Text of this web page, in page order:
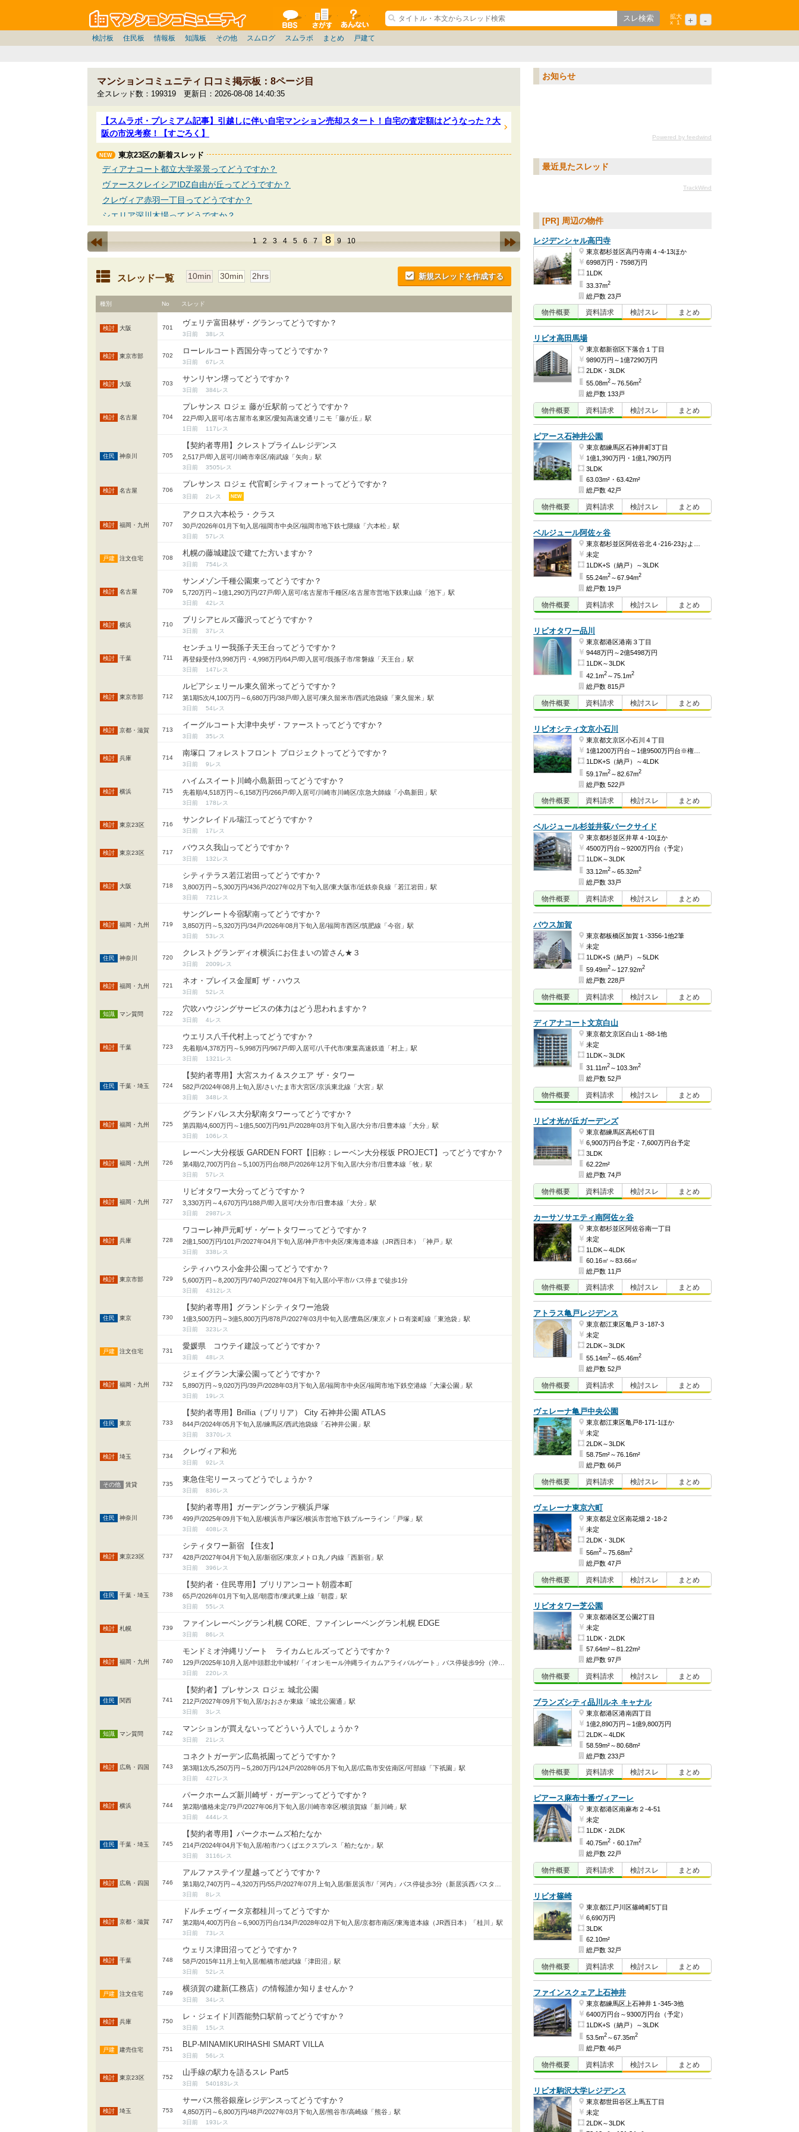
マンションコミュニティ
全掲示板 物件検索 サイトについて
拡大
x
1 + -
検討板
東京23区 東京市部 神奈川/横浜 千葉 埼玉 茨城 札幌 仙台/新潟/東北 名古屋/東海
住民板
東京 神奈川 埼玉/千葉/関東 札幌/東北/北陸/信越 名古屋/東海 大阪/兵庫/京都/関西
情報板
価格表 スムログ出張所 暮らしやすさ評価 見学記
知識板
住宅ローン デベ/ゼネコン マンション雑談 マンション質問 住宅質問 管理会社/組合
その他
雑談 賃貸 移住相談 リゾート 広告 バトル 家具 ニュース 個人取引 政治
スムログ
お便り返し 座談会/対談 ブロガーの本音 マンション管理 ノウハウ 東京都 神奈川県
スムラボ
関東 中部 近畿 北海道 東北 中国 九州 その他 まとめ
東京都 神奈川県 千葉県 埼玉県 愛知県 大阪府 兵庫県 福岡県 戸建て
注文住宅 建売住宅 戸建質問 住宅設備
マンションコミュニティ 口コミ掲示板：8ページ目
全スレッド数：199319 更新日：2026-08-08 14:40:35
【スムラボ・プレミアム記事】引越しに伴い自宅マンション売却スタート！自宅の査定額はどうなった？大
阪の市況考察！【すごろく】
東京23区の新着スレッド
ディアナコート都立大学翠景ってどうですか？
ヴァースクレイシアIDZ自由が丘ってどうですか？
クレヴィア赤羽一丁目ってどうですか？
シエリア深川木場ってどうですか？
サンウッド代々木五丁目ってどうですか？
ジオ飯田橋ってどうですか？
ルジェンテ文京護国寺ってどうですか？
1 2 3 4 5 6 7 8 9 10
スレッド一覧 10min 30min 2hrs 新規スレッドを作成する
種別 No スレッド
大阪 701
ヴェリテ富田林ザ・グランってどうですか？
3日前 38
東京市部 702
ローレルコート西国分寺ってどうですか？
3日前 67
大阪 703
サンリヤン堺ってどうですか？
3日前 384
名古屋 704
プレサンス ロジェ 藤が丘駅前ってどうですか？
22戸/即入居可/名古屋市名東区/愛知高速交通リニモ「藤が丘」駅
1日前 117
神奈川 705
【契約者専用】クレストプライムレジデンス
2,517戸/即入居可/川崎市幸区/南武線「矢向」駅
3日前 3505
名古屋 706
プレサンス ロジェ 代官町シティフォートってどうですか？
3日前 2
福岡・九州 707
アクロス六本松ラ・クラス
30戸/2026年01月下旬入居/福岡市中央区/福岡市地下鉄七隈線「六本松」駅
3日前 57
注文住宅 708
札幌の藤城建設で建てた方いますか？
3日前 754
名古屋 709
サンメゾン千種公園東ってどうですか？
5,720万円～1億1,290万円/27戸/即入居可/名古屋市千種区/名古屋市営地下鉄東山線「池下」駅
3日前 42
横浜 710
ブリシアヒルズ藤沢ってどうですか？
3日前 37
千葉 711
センチュリー我孫子天王台ってどうですか？
再登録受付/3,998万円・4,998万円/64戸/即入居可/我孫子市/常磐線「天王台」駅
3日前 147
東京市部 712
ルピアシェリール東久留米ってどうですか？
第1期5次/4,100万円～6,680万円/38戸/即入居可/東久留米市/西武池袋線「東久留米」駅
3日前 54
京都・滋賀 713
イーグルコート大津中央ザ・ファーストってどうですか？
3日前 35
兵庫 714
南塚口 フォレストフロント プロジェクトってどうですか？
3日前 9
横浜 715
ハイムスイート川崎小島新田ってどうですか？
先着順/4,518万円～6,158万円/266戸/即入居可/川崎市川崎区/京急大師線「小島新田」駅
3日前 178
東京23区 716
サンクレイドル瑞江ってどうですか？
3日前 17
東京23区 717
バウス久我山ってどうですか？
3日前 132
大阪 718
シティテラス若江岩田ってどうですか？
3,800万円～5,300万円/436戸/2027年02月下旬入居/東大阪市/近鉄奈良線「若江岩田」駅
3日前 721
福岡・九州 719
サングレート今宿駅南ってどうですか？
3,850万円～5,320万円/34戸/2026年08月下旬入居/福岡市西区/筑肥線「今宿」駅
3日前 53
神奈川 720
クレストグランディオ横浜にお住まいの皆さん★３
3日前 2009
福岡・九州 721
ネオ・プレイス金屋町 ザ・ハウス
3日前 52
マン質問 722
穴吹ハウジングサービスの体力はどう思われますか？
3日前 4
千葉 723
ウエリス八千代村上ってどうですか？
先着順/4,378万円～5,998万円/967戸/即入居可/八千代市/東葉高速鉄道「村上」駅
3日前 1321
千葉・埼玉 724
【契約者専用】大宮スカイ＆スクエア ザ・タワー
582戸/2024年08月上旬入居/さいたま市大宮区/京浜東北線「大宮」駅
3日前 348
福岡・九州 725
グランドパレス大分駅南タワーってどうですか？
第四期/4,600万円～1億5,500万円/91戸/2028年03月下旬入居/大分市/日豊本線「大分」駅
3日前 106
福岡・九州 726
レーベン大分桜坂 GARDEN FORT【旧称：レーベン大分桜坂 PROJECT】ってどうですか？
第4期/2,700万円台～5,100万円台/88戸/2026年12月下旬入居/大分市/日豊本線「牧」駅
3日前 57
福岡・九州 727
リビオタワー大分ってどうですか？
3,330万円～4,670万円/188戸/即入居可/大分市/日豊本線「大分」駅
3日前 2987
兵庫 728
ワコーレ神戸元町ザ・ゲートタワーってどうですか？
2億1,500万円/101戸/2027年04月下旬入居/神戸市中央区/東海道本線（JR西日本）「神戸」駅
3日前 338
東京市部 729
シティハウス小金井公園ってどうですか？
5,600万円～8,200万円/740戸/2027年04月下旬入居/小平市/バス停まで徒歩1分
3日前 4312
東京 730
【契約者専用】グランドシティタワー池袋
1億3,500万円～3億5,800万円/878戸/2027年03月中旬入居/豊島区/東京メトロ有楽町線「東池袋」駅
3日前 323
注文住宅 731
愛媛県 コウテイ建設ってどうですか？
3日前 48
福岡・九州 732
ジェイグラン大濠公園ってどうですか？
5,890万円～9,020万円/39戸/2028年03月下旬入居/福岡市中央区/福岡市地下鉄空港線「大濠公園」駅
3日前 19
東京 733
【契約者専用】Brillia（ブリリア） City 石神井公園 ATLAS
844戸/2024年05月下旬入居/練馬区/西武池袋線「石神井公園」駅
3日前 3370
埼玉 734
クレヴィア和光
3日前 92
賃貸 735
東急住宅リースってどうでしょうか？
3日前 836
神奈川 736
【契約者専用】ガーデングランデ横浜戸塚
499戸/2025年09月下旬入居/横浜市戸塚区/横浜市営地下鉄ブルーライン「戸塚」駅
3日前 408
東京23区 737
シティタワー新宿 【住友】
428戸/2027年04月下旬入居/新宿区/東京メトロ丸ノ内線「西新宿」駅
3日前 396
千葉・埼玉 738
【契約者・住民専用】ブリリアンコート朝霞本町
65戸/2026年01月下旬入居/朝霞市/東武東上線「朝霞」駅
3日前 55
札幌 739
ファインレーベングラン札幌 CORE、ファインレーベングラン札幌 EDGE
3日前 86
福岡・九州 740
モンドミオ沖縄リゾート ライカムヒルズってどうですか？
3日前 220
関西 741
【契約者】プレサンス ロジェ 城北公園
212戸/2027年09月下旬入居/おおさか東線「城北公園通」駅
3日前 3
マン質問 742
マンションが買えないってどういう人でしょうか？
3日前 21
広島・四国 743
コネクトガーデン広島祇園ってどうですか？
第3期1次/5,250万円～5,280万円/124戸/2028年05月下旬入居/広島市安佐南区/可部線「下祇園」駅
3日前 427
横浜 744
パークホームズ新川崎ザ・ガーデンってどうですか？
第2期/価格未定/79戸/2027年06月下旬入居/川崎市幸区/横須賀線「新川崎」駅
3日前 444
千葉・埼玉 745
【契約者専用】パークホームズ柏たなか
214戸/2024年04月下旬入居/柏市/つくばエクスプレス「柏たなか」駅
3日前 3116
広島・四国 746
アルファステイツ星越ってどうですか？
3日前 8
京都・滋賀 747
ドルチェヴィータ京都桂川ってどうですか
第2期/4,400万円台～6,900万円台/134戸/2028年02月下旬入居/京都市南区/東海道本線（JR西日本）「桂川」駅
3日前 73
千葉 748
ウェリス津田沼ってどうですか？
58戸/2015年11月上旬入居/船橋市/総武線「津田沼」駅
3日前 52
注文住宅 749
横須賀の建新(工務店）の情報誰か知りませんか？
3日前 34
兵庫 750
レ・ジェイド川西能勢口駅前ってどうですか？
3日前 15
建売住宅 751
BLP-MINAMIKURIHASHI SMART VILLA
3日前 56
東京23区 752
山手線の駅力を語るスレ Part5
3日前 540183
埼玉 753
サーパス熊谷銀座レジデンスってどうですか？
4,850万円～6,800万円/48戸/2027年03月下旬入居/熊谷市/高崎線「熊谷」駅
3日前 193
お知らせ
Powered by feedwind
最近見たスレッド
TrackWind
[PR] 周辺の物件
レジデンシャル高円寺
東京都杉並区高円寺南４-4-13ほか
6998万円・7598万円
1LDK
33.37m2
総戸数 23戸
物件概要 資料請求 検討スレ まとめ
リビオ高田馬場
東京都新宿区下落合１丁目
9890万円～1億7290万円
2LDK・3LDK
55.08m2 ～76.56m2
総戸数 133戸
物件概要 資料請求 検討スレ まとめ
ピアース石神井公園
東京都練馬区石神井町3丁目
1億1,390万円・1億1,790万円
3LDK
63.03m²・63.42m²
総戸数 42戸
物件概要 資料請求 検討スレ まとめ
ベルジュール阿佐ヶ谷
未定
1LDK+S（納戸）～3LDK
55.24m2 ～67.94m2
総戸数 19戸
物件概要 資料請求 検討スレ まとめ
リビオタワー品川
東京都港区港南３丁目
9448万円～2億5498万円
1LDK～3LDK
42.1m2 ～75.1m2
総戸数 815戸
物件概要 資料請求 検討スレ まとめ
リビオシティ文京小石川
東京都文京区小石川４丁目
1LDK+S（納戸）～4LDK
59.17m2 ～82.67m2
総戸数 522戸
物件概要 資料請求 検討スレ まとめ
ベルジュール杉並井荻パークサイド
東京都杉並区井草４-10ほか
4500万円台～9200万円台（予定）
1LDK～3LDK
33.12m2 ～65.32m2
総戸数 33戸
物件概要 資料請求 検討スレ まとめ
バウス加賀
東京都板橋区加賀１-3356-1他2筆
未定
1LDK+S（納戸）～5LDK
59.49m2 ～127.92m2
総戸数 228戸
物件概要 資料請求 検討スレ まとめ
ディアナコート文京白山
東京都文京区白山１-88-1他
未定
1LDK～3LDK
31.11m2 ～103.3m2
総戸数 52戸
物件概要 資料請求 検討スレ まとめ
リビオ光が丘ガーデンズ
東京都練馬区高松6丁目
6,900万円台予定・7,600万円台予定
3LDK
62.22m²
総戸数 74戸
物件概要 資料請求 検討スレ まとめ
カーサソサエティ南阿佐ヶ谷
東京都杉並区阿佐谷南一丁目
未定
1LDK～4LDK
60.16㎡～83.66㎡
総戸数 11戸
物件概要 資料請求 検討スレ まとめ
アトラス亀戸レジデンス
東京都江東区亀戸３-187-3
未定
2LDK～3LDK
55.14m2 ～65.46m2
総戸数 52戸
物件概要 資料請求 検討スレ まとめ
ヴェレーナ亀戸中央公園
東京都江東区亀戸8-171-1ほか
未定
2LDK～3LDK
58.75m²～76.16m²
総戸数 66戸
物件概要 資料請求 検討スレ まとめ
ヴェレーナ東京六町
東京都足立区南花畑２-18-2
未定
2LDK・3LDK
56m2 ～75.68m2
総戸数 47戸
物件概要 資料請求 検討スレ まとめ
リビオタワー芝公園
東京都港区芝公園2丁目
未定
1LDK・2LDK
57.64m²～81.22m²
総戸数 97戸
物件概要 資料請求 検討スレ まとめ
ブランズシティ品川ルネ キャナル
東京都港区港南四丁目
1億2,890万円～1億9,800万円
2LDK～4LDK
58.59m²～80.68m²
総戸数 233戸
物件概要 資料請求 検討スレ まとめ
ピアース麻布十番ヴィアーレ
東京都港区南麻布２-4-51
未定
1LDK・2LDK
40.75m2 ・60.17m2
総戸数 22戸
物件概要 資料請求 検討スレ まとめ
リビオ篠崎
東京都江戸川区篠崎町5丁目
6,690万円
3LDK
62.10m²
総戸数 32戸
物件概要 資料請求 検討スレ まとめ
ファインスクェア上石神井
東京都練馬区上石神井１-345-3他
6400万円台～9300万円台（予定）
1LDK+S（納戸）～3LDK
53.5m2 ～67.35m2
総戸数 46戸
物件概要 資料請求 検討スレ まとめ
リビオ駒沢大学レジデンス
東京都世田谷区上馬五丁目
未定
2LDK～3LDK